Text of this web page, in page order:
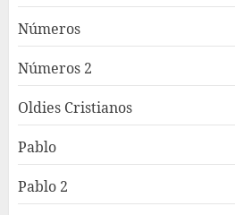
Números
Números 2
Oldies Cristianos
Pablo
Pablo 2